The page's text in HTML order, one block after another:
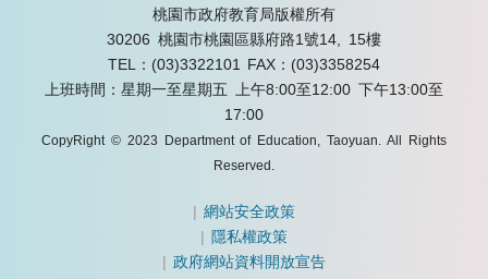
桃園市政府教育局版權所有
30206 桃園市桃園區縣府路1號14, 15樓
TEL：(03)3322101
FAX：(03)3358254
上班時間：星期一至星期五 上午8:00至12:00 下午13:00至
17:00
CopyRight © 2023 Department of Education, Taoyuan. All Rights
Reserved.
|網站安全政策
| 隱私權政策
|政府網站資料開放宣告